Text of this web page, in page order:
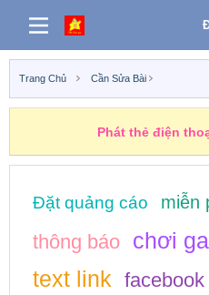
Trang Chủ Cần Sửa Bài
Phát thẻ điện
Đặt quảng cáo miễn
thông báo chơi
text link facebook